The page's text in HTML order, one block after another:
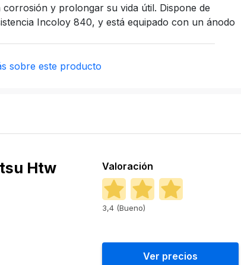
y prolongar su vida útil. Dispone de
Incoloy 840, y está equipado con un ánodo
sobre este producto
Htw Valoración
3,4 (Bueno)
Ver precios